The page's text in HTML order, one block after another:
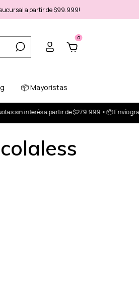
a partir de $99.999!
0
📦 Mayoristas
a partir de $279.999 • 📦 Envío gratis a